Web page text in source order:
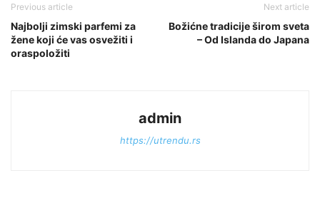
Previous article
Najbolji zimski parfemi za
žene koji će vas osvežiti i
oraspoložiti
Next article
Božićne tradicije širom sveta
– Od Islanda do Japana
admin
https://utrendu.rs